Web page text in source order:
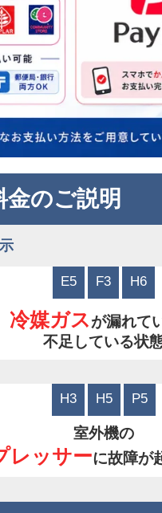
のご説明
E5 F3 H6
冷媒ガスが漏れて
不足している状
H3 H5 P5
室外機の
レッサーに故障が